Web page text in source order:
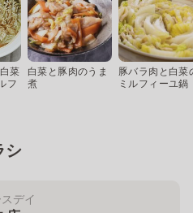
菜
フ
白菜と豚肉のうま
煮
豚バラ肉と白菜
ミルフィーユ鍋
シ
デイ